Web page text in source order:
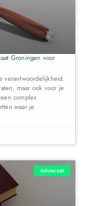
Groningen voor
verantwoordelijkheid.
maar ook voor je
complex
waar je
Advocaat